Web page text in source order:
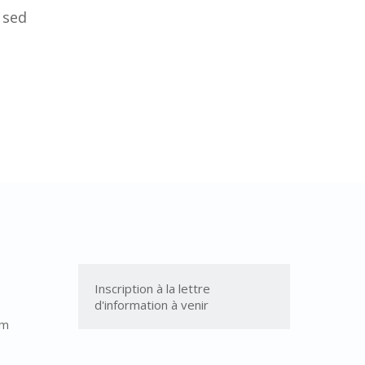
Inscription à la lettre
d'information à venir